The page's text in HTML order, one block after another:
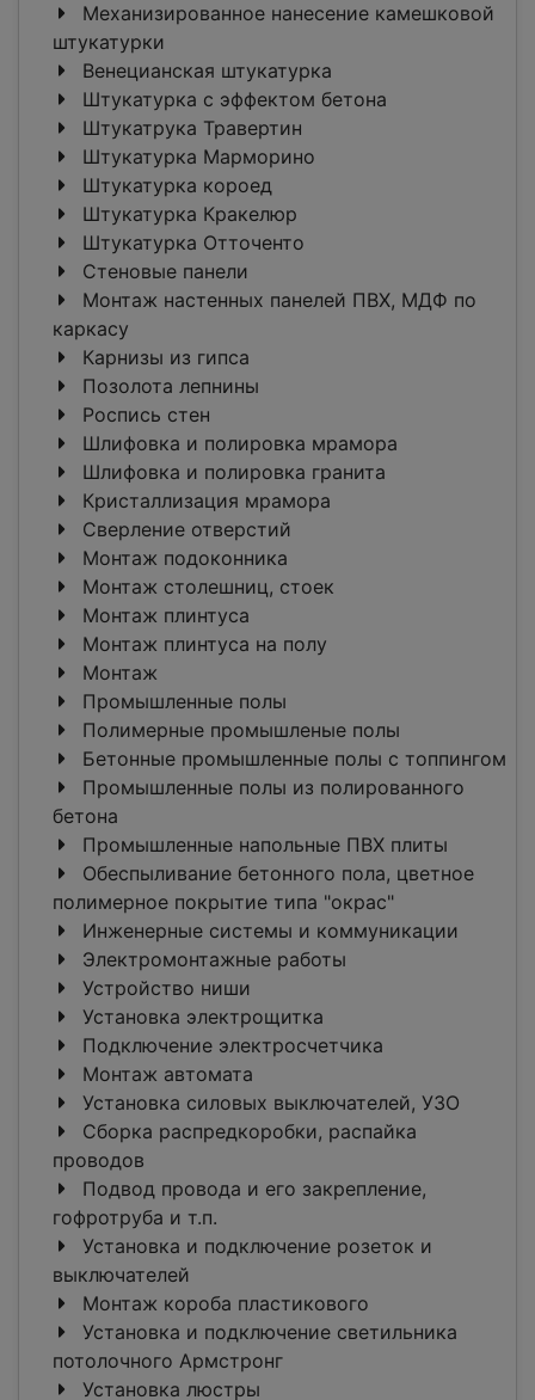
Механизированное нанесение камешковой
штукатурки
Венецианская штукатурка
Штукатурка с эффектом бетона
Штукатрука Травертин
Штукатурка Марморино
Штукатурка короед
Штукатурка Кракелюр
Штукатурка Отточенто
Стеновые панели
Монтаж настенных панелей ПВХ, МДФ по
каркасу
Карнизы из гипса
Позолота лепнины
Роспись стен
Шлифовка и полировка мрамора
Шлифовка и полировка гранита
Кристаллизация мрамора
Сверление отверстий
Монтаж подоконника
Монтаж столешниц, стоек
Монтаж плинтуса
Монтаж плинтуса на полу
Монтаж
Промышленные полы
Полимерные промышленые полы
Бетонные промышленные полы с топпингом
Промышленные полы из полированного
бетона
Промышленные напольные ПВХ плиты
Обеспыливание бетонного пола, цветное
полимерное покрытие типа "окрас"
Инженерные системы и коммуникации
Электромонтажные работы
Устройство ниши
Установка электрощитка
Подключение электросчетчика
Монтаж автомата
Установка силовых выключателей, УЗО
Сборка распредкоробки, распайка
проводов
Подвод провода и его закрепление,
гофротруба и т.п.
Установка и подключение розеток и
выключателей
Монтаж короба пластикового
Установка и подключение светильника
потолочного Армстронг
Установка люстры